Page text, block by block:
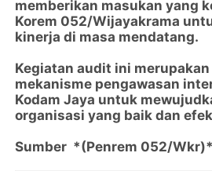
memberikan masukan yang
Korem 052/Wijayakrama
kinerja di masa mendatang.
Kegiatan audit ini
mekanisme pengawasan
Kodam Jaya untuk
organisasi yang baik dan
Sumber *(Penrem 052/Wkr)*